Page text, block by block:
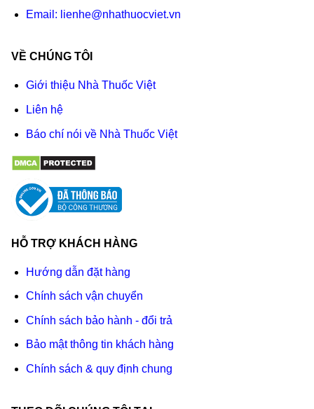
Email: lienhe@nhathuocviet.vn
VỀ CHÚNG TÔI
Giới thiệu Nhà Thuốc Việt
Liên hệ
Báo chí nói về Nhà Thuốc Việt
HỖ TRỢ KHÁCH HÀNG
Hướng dẫn đặt hàng
Chính sách vận chuyển
Chính sách bảo hành - đổi trả
Bảo mật thông tin khách hàng
Chính sách & quy định chung